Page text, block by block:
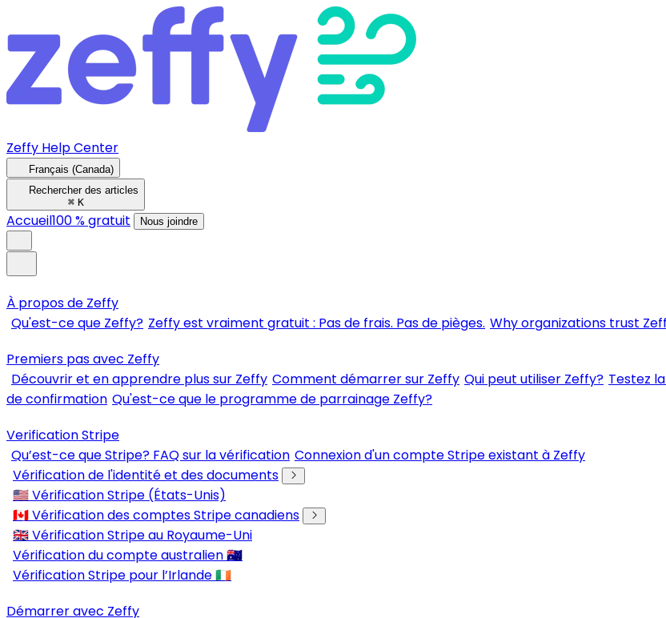
Zeffy Help Center
Français (Canada)
Rechercher des articles
⌘ K
Accueil100 % gratuit Nous joindre
À propos de Zeffy
Qu'est-ce que Zeffy? Zeffy est vraiment gratuit : Pas de frais. Pas de pièges. Why organizations trust
Premiers pas avec Zeffy
Découvrir et en apprendre plus sur Zeffy Comment démarrer sur Zeffy Qui peut utiliser Zeffy? Testez
de confirmation Qu'est-ce que le programme de parrainage Zeffy?
Verification Stripe
Qu’est-ce que Stripe? FAQ sur la vérification Connexion d'un compte Stripe existant à Zeffy
Vérification de l'identité et des documents
🇺🇸 Vérification Stripe (États-Unis)
🇨🇦 Vérification des comptes Stripe canadiens
🇬🇧 Vérification Stripe au Royaume-Uni
Vérification du compte australien 🇦🇺
Vérification Stripe pour l’Irlande 🇮🇪
Démarrer avec Zeffy